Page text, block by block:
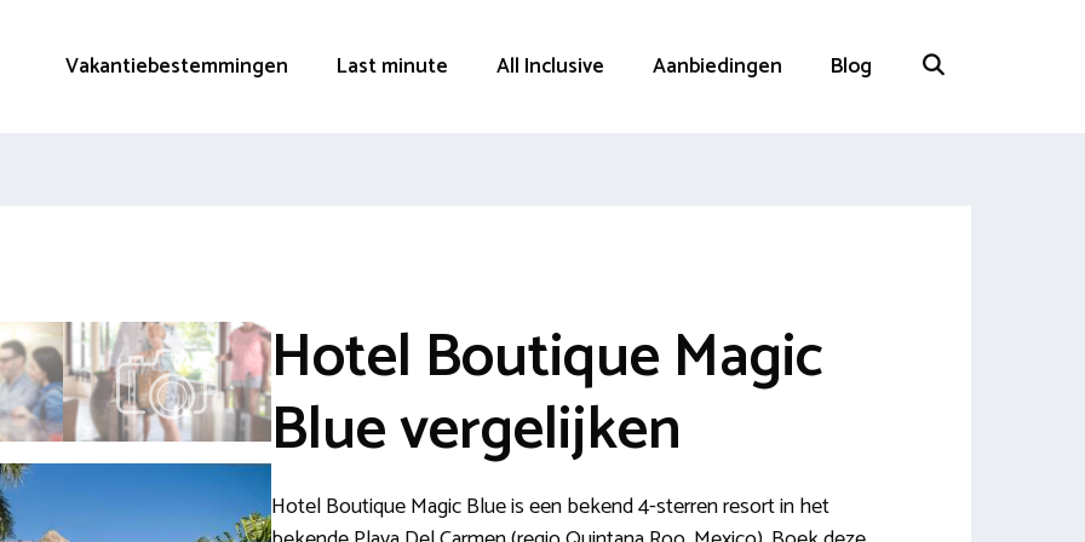
Vakantiebestemmingen Last minute All Inclusive Aanbiedingen Blog
Hotel Boutique Magic
Blue vergelijken
Hotel Boutique Magic Blue is een bekend 4-sterren resort in het